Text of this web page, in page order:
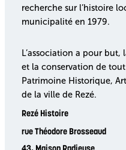
recherche sur l’histoire
municipalité en 1979.
L’association a pour
et la conservation de
Patrimoine Historique,
de la ville de Rezé.
Rezé Histoire
rue Théodore Brosseaud